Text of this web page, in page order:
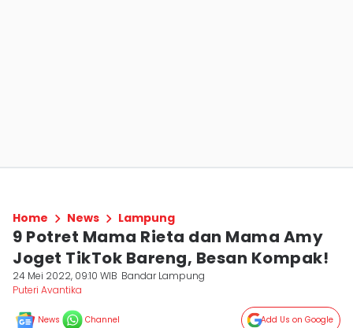
Home News Lampung
9 Potret Mama Rieta dan Mama Amy
Joget TikTok Bareng, Besan Kompak!
24 Mei 2022, 09:10 WIB Bandar Lampung
Puteri Avantika
News Channel Add Us on Google